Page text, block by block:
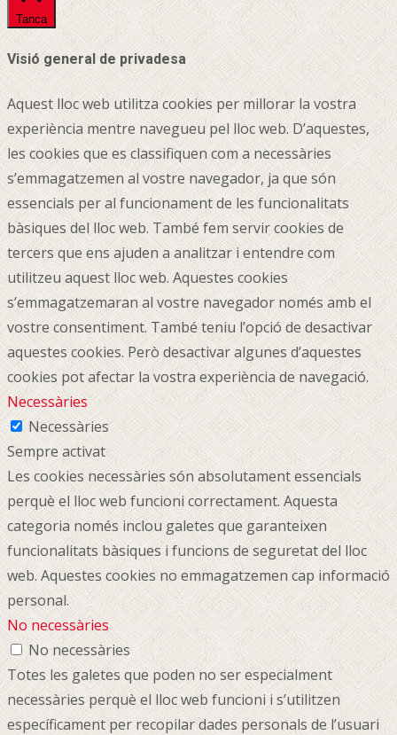
Tanca
Visió general de privadesa
Aquest lloc web utilitza cookies per millorar la vostra
experiència mentre navegueu pel lloc web. D’aquestes,
les cookies que es classifiquen com a necessàries
s’emmagatzemen al vostre navegador, ja que són
essencials per al funcionament de les funcionalitats
bàsiques del lloc web. També fem servir cookies de
tercers que ens ajuden a analitzar i entendre com
utilitzeu aquest lloc web.Aquestes cookies
s’emmagatzemaran al vostre navegador només amb el
vostre consentiment. També teniu l’opció de desactivar
aquestes cookies. Però desactivar algunes d’aquestes
cookies pot afectar la vostra experiència de navegació.
Necessàries
Necessàries
Sempre activat
Les cookies necessàries són absolutament essencials
perquè el lloc web funcioni correctament. Aquesta
categoria només inclou galetes que garanteixen
funcionalitats bàsiques i funcions de seguretat del lloc
web. Aquestes cookies no emmagatzemen cap informació
personal.
No necessàries
No necessàries
Totes les galetes que poden no ser especialment
necessàries perquè el lloc web funcioni i s’utilitzen
específicament per recopilar dades personals de l’usuari